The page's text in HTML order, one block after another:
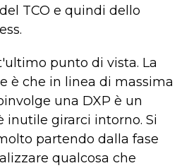
TCO e quindi dello
punto di vista. La
è che in linea di massima
una DXP è un
inutile girarci intorno. Si
partendo dalla fase
qualcosa che